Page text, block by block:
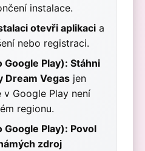
instalace.
otevři aplikaci a
nebo registraci.
Play): Stáhni
Dream Vegas jen
Google Play není
regionu.
Play): Povol
zdroj